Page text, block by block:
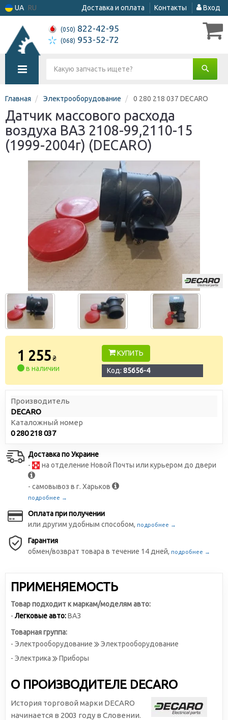
UA RU Доставка и оплата Контакты Вход
(050) 822-42-95
(068) 953-52-72
Главная Электрооборудование 0 280 218 037 DECARO
Датчик массового расхода
воздуха ВАЗ 2108-99,2110-15
(1999-2004г) (DECARO)
1 255₴
в наличии
КУПИТЬ
Код: 85656-4
Производитель
DECARO
Каталожный номер
0 280 218 037
Доставка по Украине
-
на отделение Новой Почты или курьером до двери
- самовывоз в г. Харьков
подробнее →
Оплата при получении
или другим удобным способом, подробнее →
Гарантия
обмен/возврат товара в течение 14 дней, подробнее →
ПРИМЕНЯЕМОСТЬ
Товар подходит к маркам/моделям авто:
-Легковые авто:ВАЗ
Товарная группа:
- Электрооборудование
Электрооборудование
- Электрика
Приборы
О ПРОИЗВОДИТЕЛЕ DECARO
История торговой марки DECARO
начинается в 2003 году в Словении.